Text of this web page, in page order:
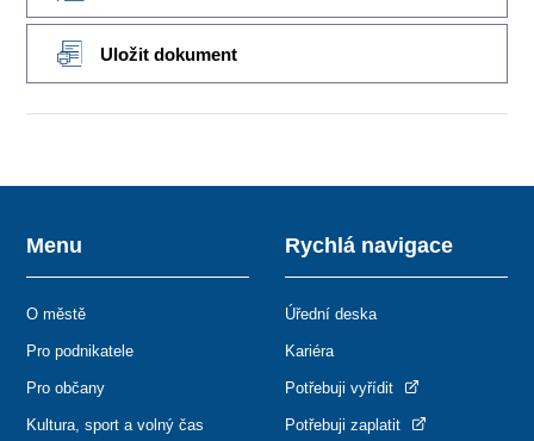
Uložit dokument
Menu
O městě
Pro podnikatele
Pro občany
Kultura, sport a volný čas
Rychlá navigace
Úřední deska
Kariéra
Potřebuji vyřídit
Potřebuji zaplatit